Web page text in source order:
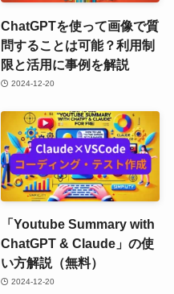
ChatGPTを使って画像で質
問することは可能？利用制
限と活用に事例を解説
2024-12-20
「Youtube Summary with
ChatGPT & Claude」の使
い方解説（無料）
2024-12-20